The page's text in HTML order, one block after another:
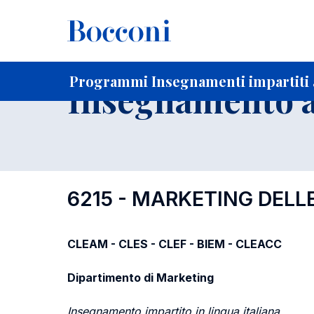
Programmi Insegnamenti impartiti
Home Per studenti iscritti
Insegnamento
6215 - MARKETING
CLEAM - CLES - CLEF - BIEM - CLEACC
Dipartimento di Marketing
Insegnamento impartito in lingua italiana